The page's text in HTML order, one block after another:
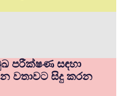
පරීක්ෂණ සඳහා
වතාවට සිදු කරන